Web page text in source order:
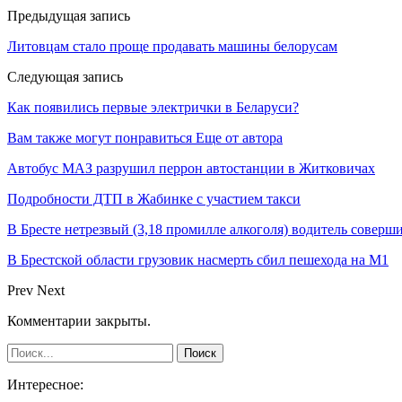
Предыдущая запись
Литовцам стало проще продавать машины белорусам
Следующая запись
Как появились первые электрички в Беларуси?
Вам также могут понравиться Еще от автора
Автобус МАЗ разрушил перрон автостанции в Житковичах
Подробности ДТП в Жабинке с участием такси
В Бресте нетрезвый (3,18 промилле алкоголя) водитель
В Брестской области грузовик насмерть сбил пешехода на М1
Prev Next
Комментарии закрыты.
Интересное: